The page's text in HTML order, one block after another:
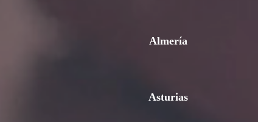
Almería
Asturias